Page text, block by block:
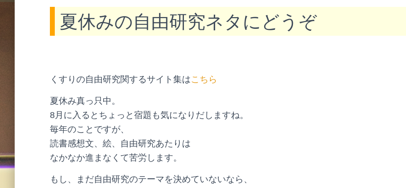
夏休みの自由研究ネタにどうぞ
くすりの自由研究関するサイト集はこちら
夏休み真っ只中。
8月に入るとちょっと宿題も気になりだしますね。
毎年のことですが、
読書感想文、絵、自由研究あたりは
なかなか進まなくて苦労します。
もし、まだ自由研究のテーマを決めていないなら、